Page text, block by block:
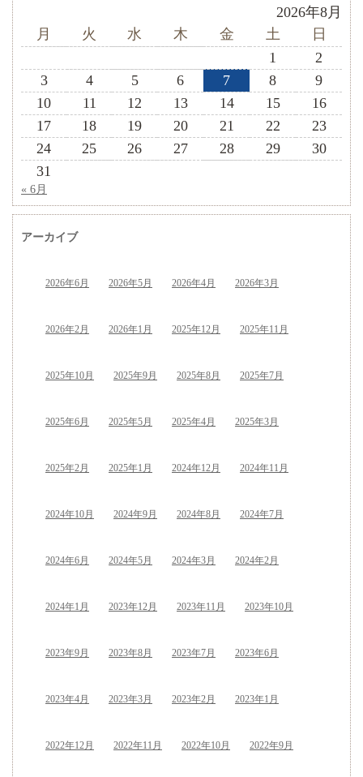
2026年8月
月
火 水 木 金 土
日
1
2
3
4 5 6 7 8
9
10
11 12 13 14 15
16
17
18 19 20 21 22
23
24
25 26 27 28 29
30
31
« 6月
アーカイブ
2026年6月 2026年5月 2026年4月 2026年3月
2026年2月 2026年1月 2025年12月 2025年11月
2025年10月 2025年9月 2025年8月 2025年7月
2025年6月 2025年5月 2025年4月 2025年3月
2025年2月 2025年1月 2024年12月 2024年11月
2024年10月 2024年9月 2024年8月 2024年7月
2024年6月 2024年5月 2024年3月 2024年2月
2024年1月 2023年12月 2023年11月 2023年10月
2023年9月 2023年8月 2023年7月 2023年6月
2023年4月 2023年3月 2023年2月 2023年1月
2022年12月 2022年11月 2022年10月 2022年9月